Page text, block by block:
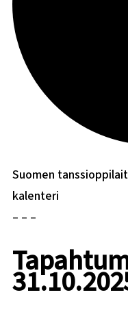
Suomen
kalenteri
– – –